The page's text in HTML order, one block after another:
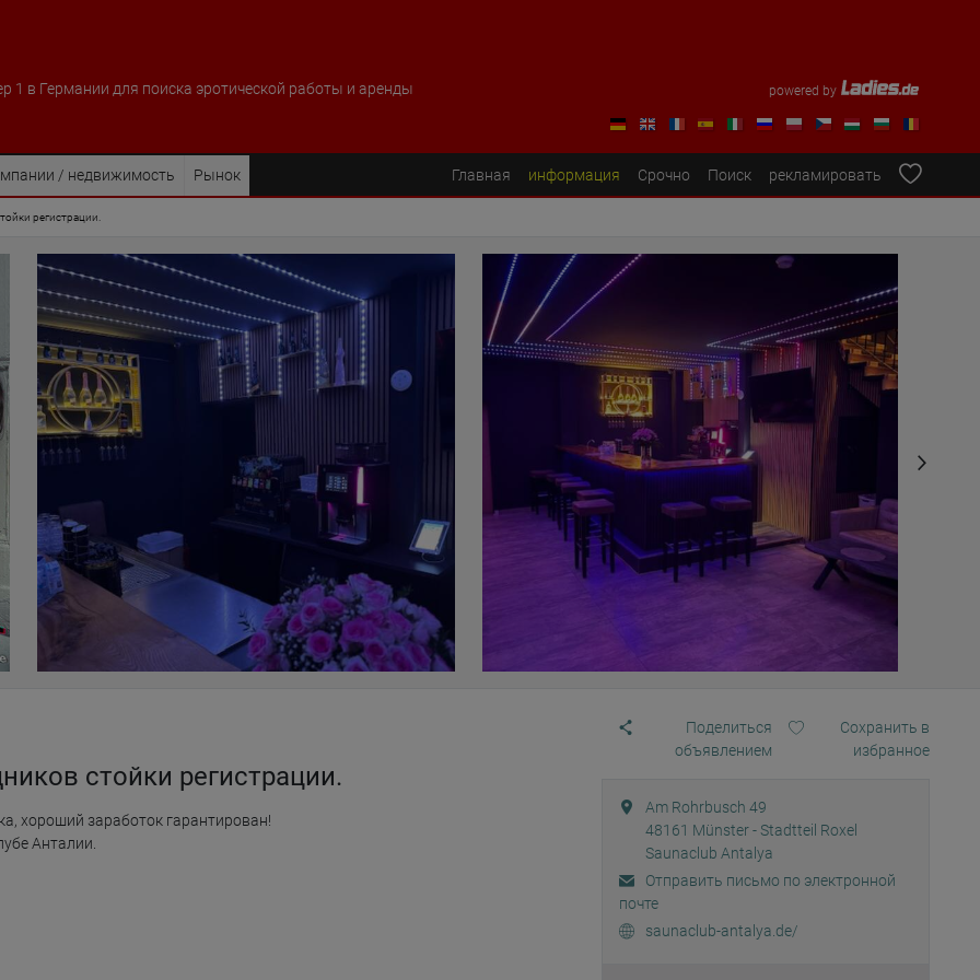
1 в Германии для поиска эротической работы и аренды powered by
/ недвижимость Рынок Главная информация Срочно Поиск рекламировать
регистрации.
стойки регистрации.
хороший заработок гарантирован!
Анталии.
Поделиться
объявлением
Сохранить в
избранное
Am Rohrbusch 49
48161 Münster - Stadtteil Roxel
Saunaclub Antalya
Отправить письмо по электронной
почте
saunaclub-antalya.de/